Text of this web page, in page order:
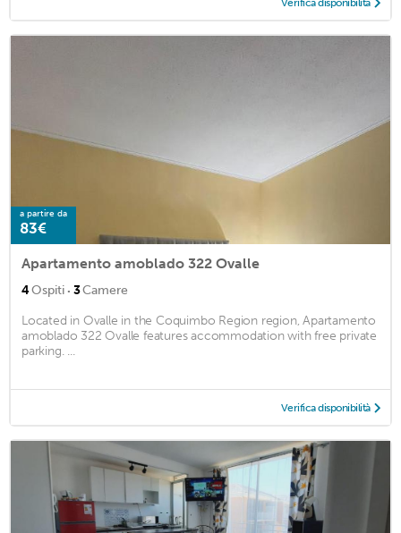
a partire da
83€
Apartamento amoblado 322 Ovalle
4Ospiti · 3Camere
Located in Ovalle in the Coquimbo Region region, Apartamento
amoblado 322 Ovalle features accommodation with free private
parking. ...
Verifica disponibilità